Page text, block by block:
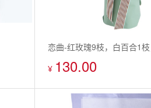
恋曲-红玫瑰9枝，白百合1
枝
¥ 130.00